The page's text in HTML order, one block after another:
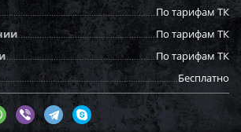
По тарифам ТК
По тарифам ТК
По тарифам ТК
Бесплатно